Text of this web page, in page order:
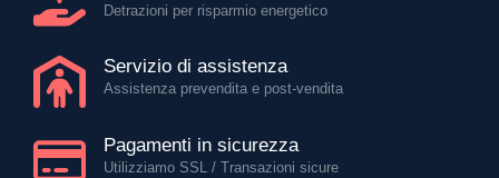
Detrazioni per risparmio energetico
Servizio di assistenza
Assistenza prevendita e post-vendita
Pagamenti in sicurezza
Utilizziamo SSL / Transazioni sicure